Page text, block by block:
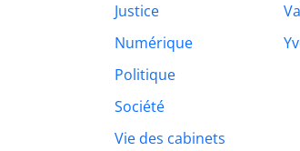
Justice
Numérique
Politique
Société
Vie des cabinets